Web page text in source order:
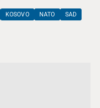
KOSOVO NATO
SAD